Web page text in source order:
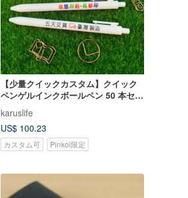
【少量クイックカスタム】クイック
ペンゲルインクボールペン 50 本セッ
karuslife
US$ 100.23
カスタム可 Pinkoi限定